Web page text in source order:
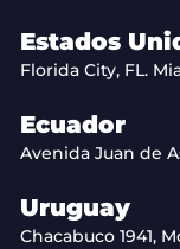
Estados
Florida City, FL.
Ecuador
Avenida Juan de
Uruguay
Chacabuco 1941,